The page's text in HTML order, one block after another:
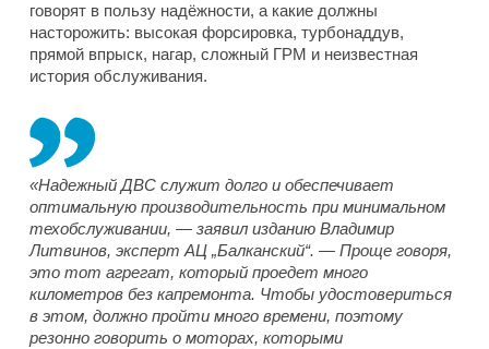
говорят в пользу надёжности, а какие должны
насторожить: высокая форсировка, турбонаддув,
прямой впрыск, нагар, сложный ГРМ и неизвестная
история обслуживания.
«Надежный ДВС служит долго и обеспечивает
оптимальную производительность при минимальном
техобслуживании, — заявил изданию Владимир
Литвинов, эксперт АЦ „Балканский“. — Проще говоря,
это тот агрегат, который проедет много
километров без капремонта. Чтобы удостовериться
в этом, должно пройти много времени, поэтому
резонно говорить о моторах, которыми